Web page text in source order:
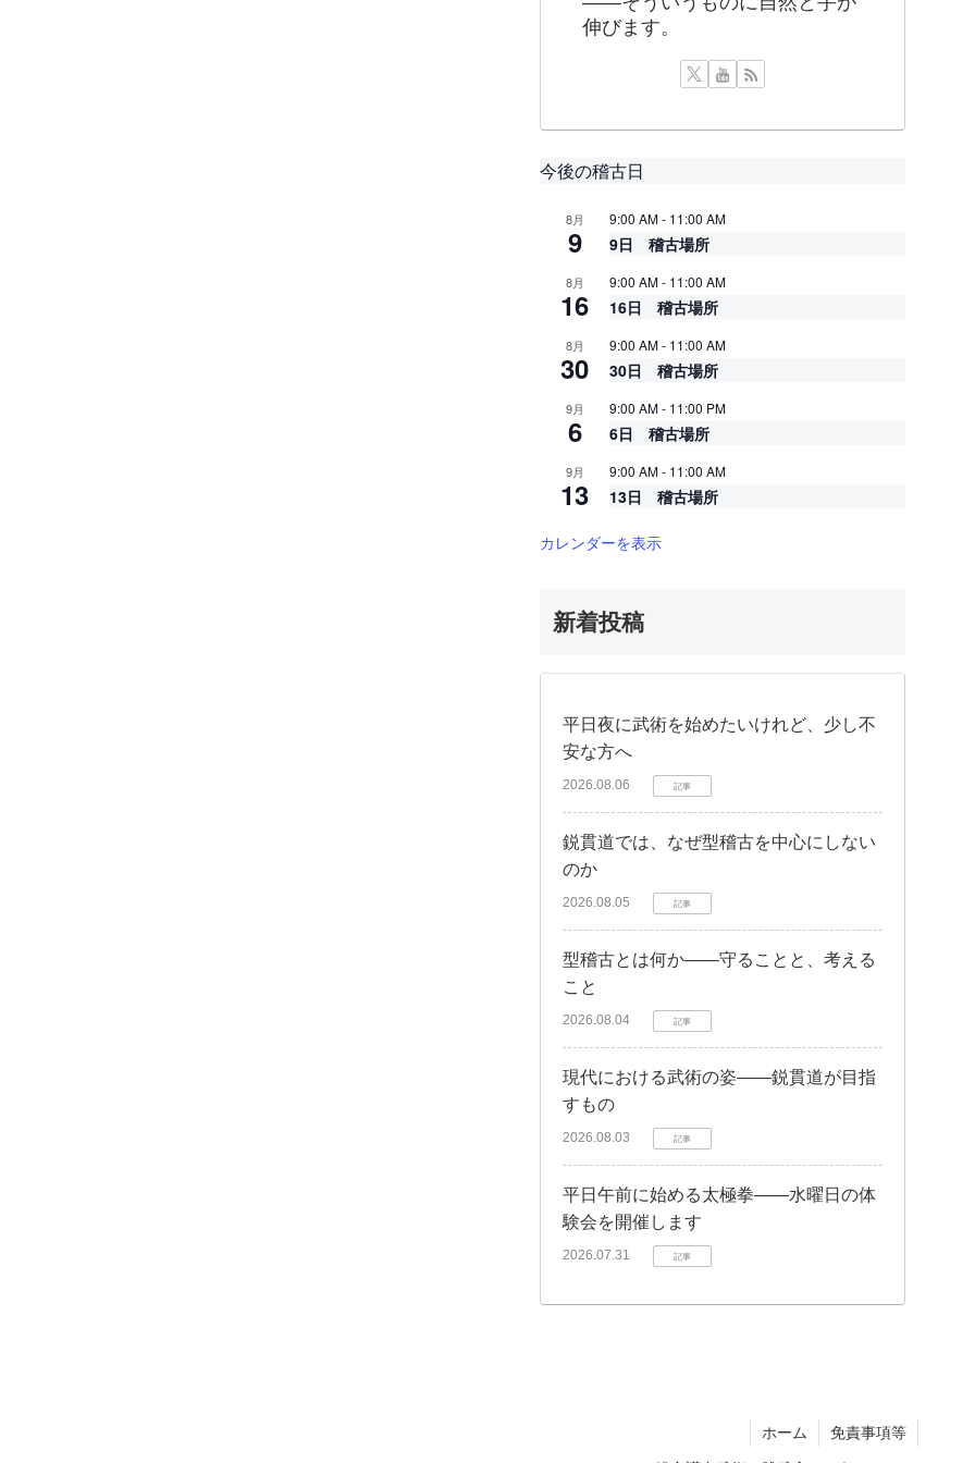
伸びます。
今後の稽古日
8月
9
9:00 AM- 11:00 AM
9日 稽古場所
8月
16
9:00 AM- 11:00 AM
16日 稽古場所
8月
30
9:00 AM- 11:00 AM
30日 稽古場所
9月
6
9:00 AM- 11:00 PM
6日 稽古場所
9月
13
9:00 AM- 11:00 AM
13日 稽古場所
カレンダーを表示
新着投稿
平日夜に武術を始めたいけれど、少し不
安な方へ
2026.08.06 記事
鋭貫道では、なぜ型稽古を中心にしない
のか
2026.08.05 記事
型稽古とは何か——守ることと、考える
こと
2026.08.04 記事
現代における武術の姿——鋭貫道が目指
すもの
2026.08.03 記事
平日午前に始める太極拳——水曜日の体
験会を開催します
2026.07.31 記事
ホーム 免責事項等